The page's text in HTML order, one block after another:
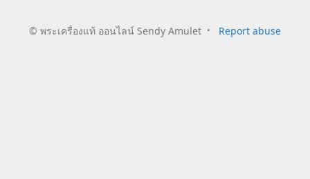
© พระเครื่องแท้ ออนไลน์ Sendy Amulet Report abuse